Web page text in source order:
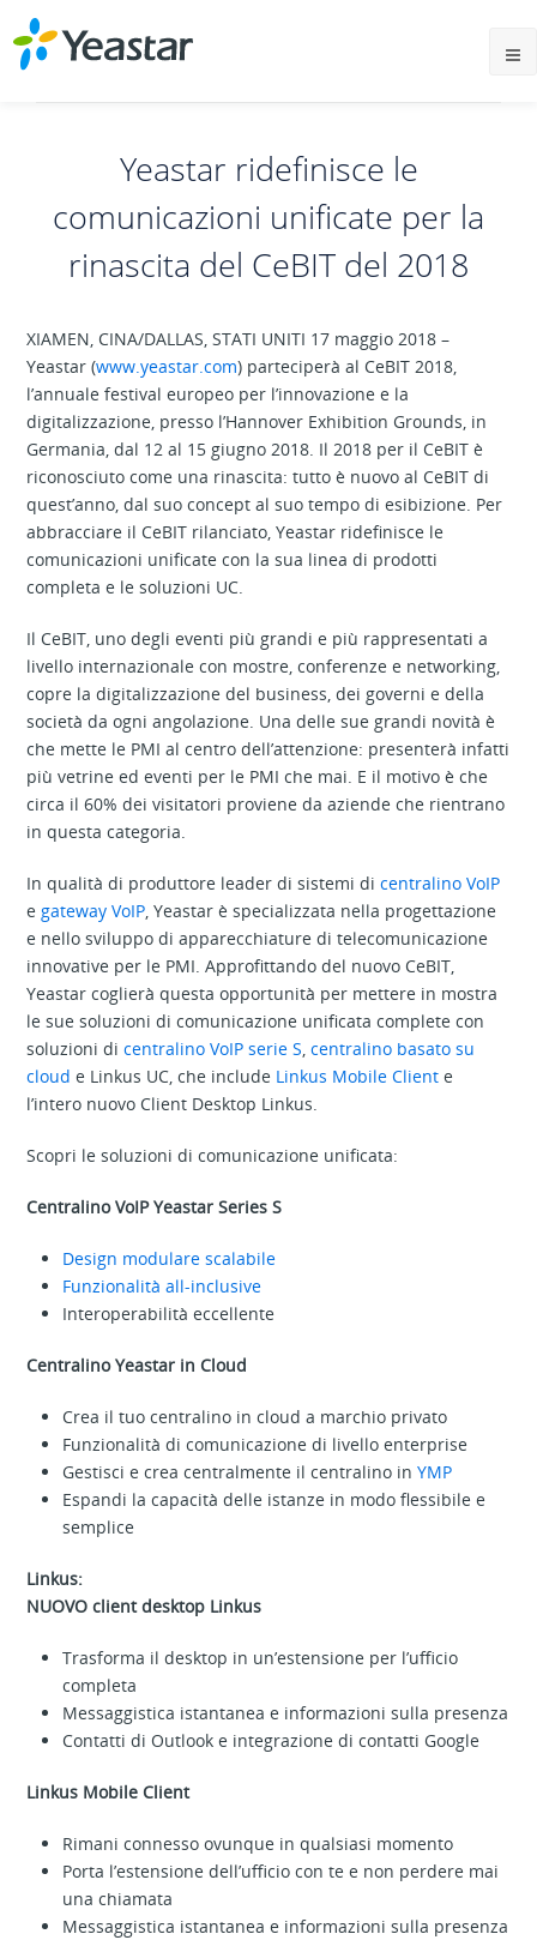
Yeastar ridefinisce le
comunicazioni unificate per la
rinascita del CeBIT del 2018
XIAMEN, CINA/DALLAS, STATI UNITI 17 maggio 2018 –
Yeastar (www.yeastar.com) parteciperà al CeBIT 2018,
l’annuale festival europeo per l’innovazione e la
digitalizzazione, presso l’Hannover Exhibition Grounds, in
Germania, dal 12 al 15 giugno 2018. Il 2018 per il CeBIT è
riconosciuto come una rinascita: tutto è nuovo al CeBIT di
quest’anno, dal suo concept al suo tempo di esibizione. Per
abbracciare il CeBIT rilanciato, Yeastar ridefinisce le
comunicazioni unificate con la sua linea di prodotti
completa e le soluzioni UC.
Il CeBIT, uno degli eventi più grandi e più rappresentati a
livello internazionale con mostre, conferenze e networking,
copre la digitalizzazione del business, dei governi e della
società da ogni angolazione. Una delle sue grandi novità è
che mette le PMI al centro dell’attenzione: presenterà infatti
più vetrine ed eventi per le PMI che mai. E il motivo è che
circa il 60% dei visitatori proviene da aziende che rientrano
in questa categoria.
In qualità di produttore leader di sistemi dicentralino VoIP
egateway VoIP , Yeastar è specializzata nella progettazione
e nello sviluppo di apparecchiature di telecomunicazione
innovative per le PMI. Approfittando del nuovo CeBIT,
Yeastar coglierà questa opportunità per mettere in mostra
le sue soluzioni di comunicazione unificata complete con
soluzioni dicentralino VoIP serie S ,centralino basato su
cloud e Linkus UC, che include Linkus Mobile Client e
l’intero nuovo Client Desktop Linkus.
Scopri le soluzioni di comunicazione unificata:
Centralino VoIP Yeastar Series S
Design modulare scalabile
Funzionalità all-inclusive
Interoperabilità eccellente
Centralino Yeastar in Cloud
Crea il tuo centralino in cloud a marchio privato
Funzionalità di comunicazione di livello enterprise
Gestisci e crea centralmente il centralino in YMP
Espandi la capacità delle istanze in modo flessibile e
semplice
Linkus:
NUOVO client desktop Linkus
Trasforma il desktop in un’estensione per l’ufficio
completa
Messaggistica istantanea e informazioni sulla presenza
Contatti di Outlook e integrazione di contatti Google
Linkus Mobile Client
Rimani connesso ovunque in qualsiasi momento
Porta l’estensione dell’ufficio con te e non perdere mai
una chiamata
Messaggistica istantanea e informazioni sulla presenza